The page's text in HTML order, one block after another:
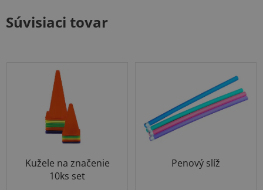
Súvisiaci tovar
Kužele na značenie
10ks set
Penový slíž